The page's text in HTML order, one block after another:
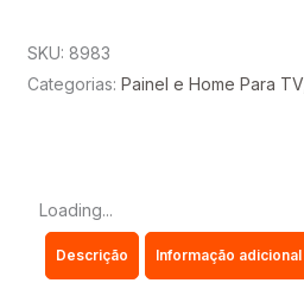
quantidade
SKU: 8983
Categorias: Painel e Home Para TV,
Loading...
Descrição Informação adicional